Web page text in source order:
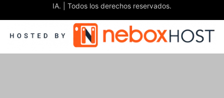
IA. | Todos los derechos reservados.